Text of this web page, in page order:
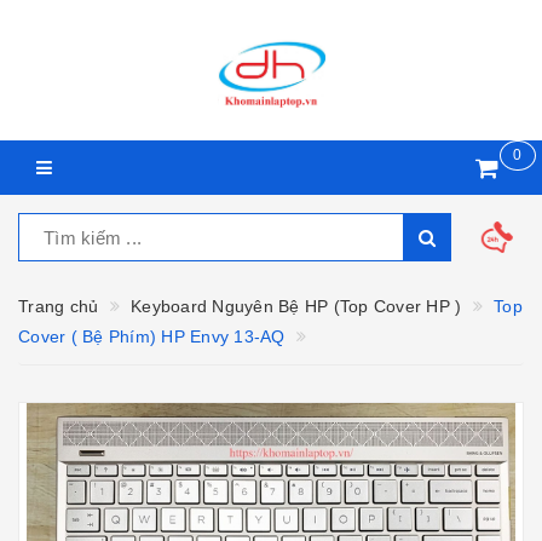
0
Trang chủ Keyboard Nguyên Bệ HP (Top Cover HP )
Top
Cover ( Bệ Phím) HP Envy 13-AQ